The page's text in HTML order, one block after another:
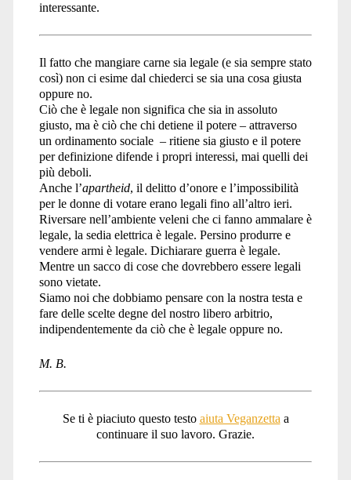
interessante.
Il fatto che mangiare carne sia legale (e sia sempre stato
così) non ci esime dal chiederci se sia una cosa giusta
oppure no.
Ciò che è legale non significa che sia in assoluto
giusto, ma è ciò che chi detiene il potere – attraverso
un ordinamento sociale – ritiene sia giusto e il potere
per definizione difende i propri interessi, mai quelli dei
più deboli.
Anche l’apartheid, il delitto d’onore e l’impossibilità
per le donne di votare erano legali fino all’altro ieri.
Riversare nell’ambiente veleni che ci fanno ammalare è
legale, la sedia elettrica è legale. Persino produrre e
vendere armi è legale. Dichiarare guerra è legale.
Mentre un sacco di cose che dovrebbero essere legali
sono vietate.
Siamo noi che dobbiamo pensare con la nostra testa e
fare delle scelte degne del nostro libero arbitrio,
indipendentemente da ciò che è legale oppure no.
M. B.
Se ti è piaciuto questo testo aiuta Veganzetta a
continuare il suo lavoro. Grazie.